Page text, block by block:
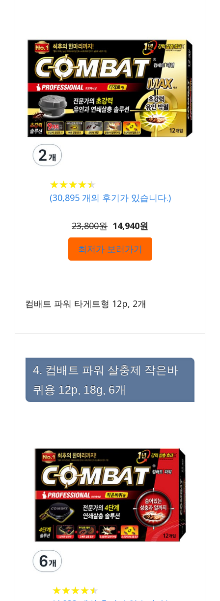
★★★★★
★★★★★
(30,895개의 후기가 있습니다.)
23,800원 14,940원
최저가 보러가기
컴배트 파워 타게트형 12p, 2개
4. 컴배트 파워 살충제 작은바
퀴용 12p, 18g, 6개
★★★★★
★★★★★